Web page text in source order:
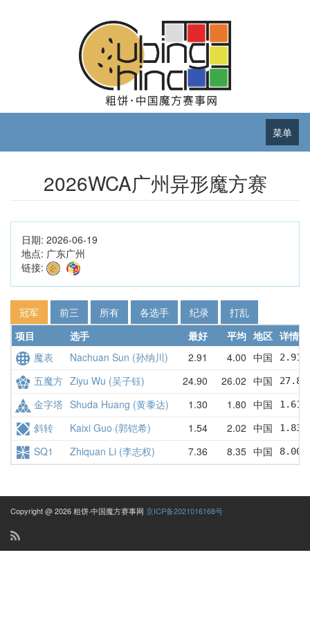
菜单
2026WCA广州异形魔方赛
日期: 2026-06-19
地点: 广东广州
链接:
冠军 前三 所有 各选手 纪录
打乱
项目
选手 最好 平均 地区 详情
魔表
Nachuan Sun (孙纳川) 2.91 4.00 中国
五魔方 Ziyu Wu (吴子钰) 24.90 26.02 中国
金字塔 Shuda Huang (黄黍达) 1.30 1.80 中国
斜转 Kaixi Guo (郭铠希) 1.54 2.02 中国
SQ1 Zhiquan Li (李志权) 7.36 8.35 中国
Copyright @ 2026 粗饼·中国魔方赛事网 京ICP备2021016168号